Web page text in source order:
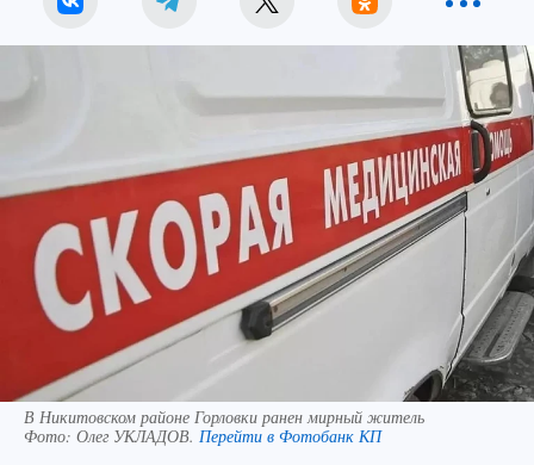
В Никитовском районе Горловки ранен мирный житель
Фото: Олег УКЛАДОВ. Перейти в Фотобанк КП